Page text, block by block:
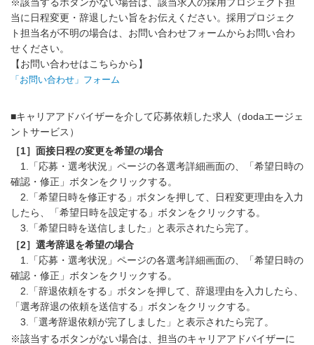
当に日程変更・辞退したい旨をお伝えください。採用プロジェク
ト担当名が不明の場合は、お問い合わせフォームからお問い合わ
せください。
【お問い合わせはこちらから】
「お問い合わせ」フォーム
■キャリアアドバイザーを介して応募依頼した求人（dodaエージェ
ントサービス）
［1］面接日程の変更を希望の場合
1.「応募・選考状況」ページの各選考詳細画面の、「希望日時の
確認・修正」ボタンをクリックする。
2.「希望日時を修正する」ボタンを押して、日程変更理由を入力
したら、「希望日時を設定する」ボタンをクリックする。
3.「希望日時を送信しました」と表示されたら完了。
［2］選考辞退を希望の場合
1.「応募・選考状況」ページの各選考詳細画面の、「希望日時の
確認・修正」ボタンをクリックする。
2.「辞退依頼をする」ボタンを押して、辞退理由を入力したら、
「選考辞退の依頼を送信する」ボタンをクリックする。
3.「選考辞退依頼が完了しました」と表示されたら完了。
※該当するボタンがない場合は、担当のキャリアアドバイザーに